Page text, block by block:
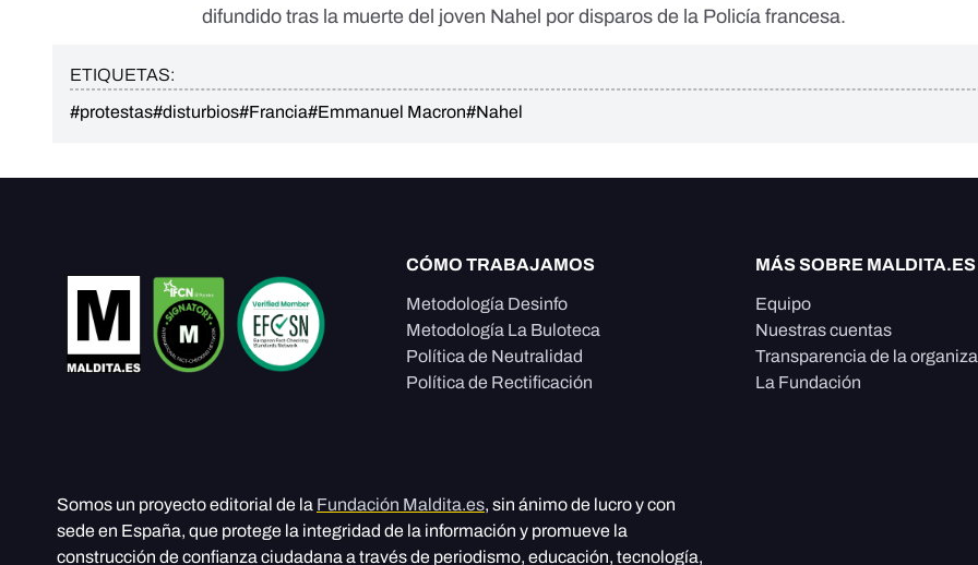
difundido tras la muerte del joven Nahel por disparos de la Policía francesa.
ETIQUETAS:
#protestas#disturbios#Francia#Emmanuel Macron#Nahel
CÓMO TRABAJAMOS
Metodología Desinfo
Metodología La Buloteca
Política de Neutralidad
Política de Rectificación
MÁS SOBRE MALDITA.ES
Equipo
Nuestras cuentas
Transparencia de la
La Fundación
Somos un proyecto editorial de la Fundación Maldita.es, sin ánimo de lucro y con
sede en España, que protege la integridad de la información y promueve la
construcción de confianza ciudadana a través de periodismo, educación, tecnología,